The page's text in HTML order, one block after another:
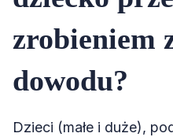
zrobieniem
dowodu?
Dzieci (małe i duże),